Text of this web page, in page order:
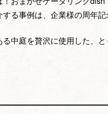
る事例は、企業様の周年記
中庭を贅沢に使用した、